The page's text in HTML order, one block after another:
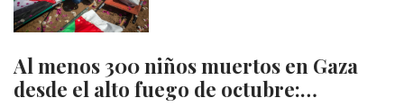
Al menos 300 niños muertos en Gaza
desde el alto fuego de octubre:…